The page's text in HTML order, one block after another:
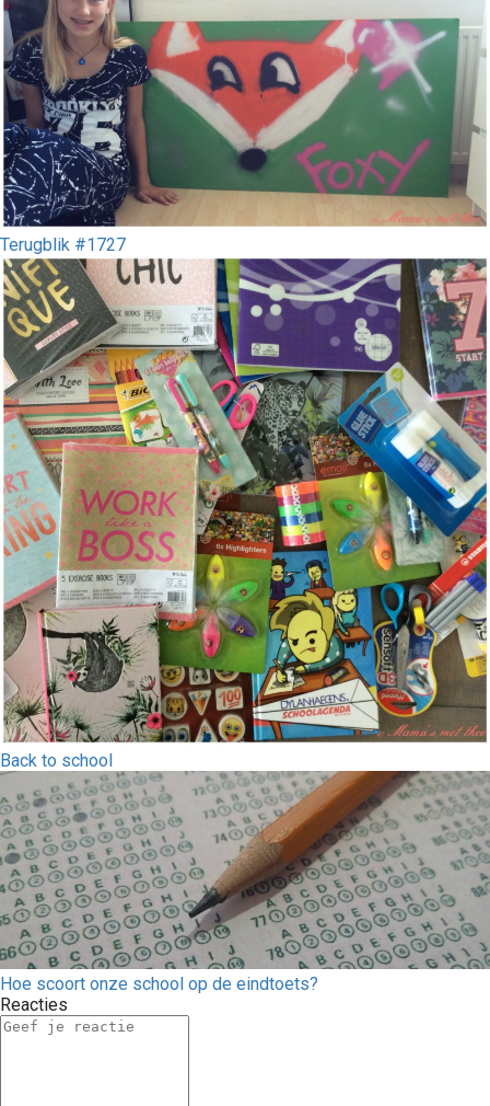
Terugblik #1727
Back to school
Hoe scoort onze school op de eindtoets?
Reacties